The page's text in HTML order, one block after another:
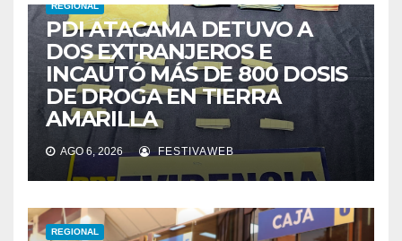
REGIONAL
PDI ATACAMA DETUVO A
DOS EXTRANJEROS E
INCAUTÓ MÁS DE 800 DOSIS
DE DROGA EN TIERRA
AMARILLA
AGO 6, 2026 FESTIVAWEB
REGIONAL